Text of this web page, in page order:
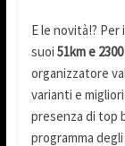
E le novità!?
suoi 51km e
organizzatore
varianti e
presenza di top
programma